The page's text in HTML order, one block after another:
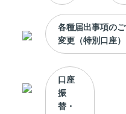
各種届出事項のご
変更（特別口座）
口座
振
替・